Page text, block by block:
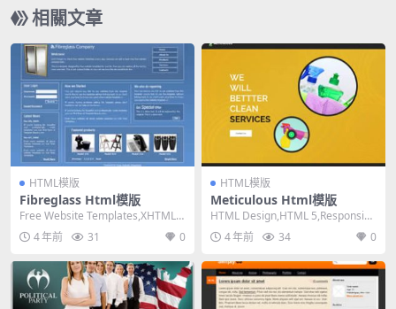
相關文章
HTML模版
Fibreglass Html模版
Free Website Templates,XHTML
1.0 Strict,...
4 年前 31 0
HTML模版
Meticulous Html模版
HTML Design,HTML 5,Responsiv
e, 3 Columns...
4 年前 34 0